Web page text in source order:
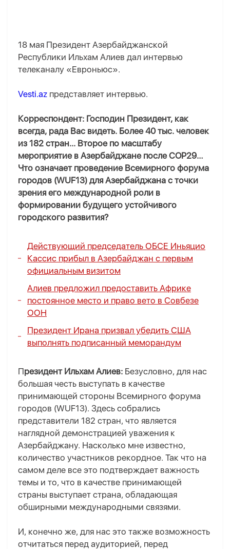
18 мая Президент Азербайджанской
Республики Ильхам Алиев дал интервью
телеканалу «Евроньюс».
Vesti.az представляет интервью.
Корреспондент: Господин Президент, как
всегда, рада Вас видеть. Более 40 тыс. человек
из 182 стран... Второе по масштабу
мероприятие в Азербайджане после COP29…
Что означает проведение Всемирного форума
городов (WUF13) для Азербайджана с точки
зрения его международной роли в
формировании будущего устойчивого
городского развития?
Действующий председатель ОБСЕ Иньяцио
Кассис прибыл в Азербайджан с первым
официальным визитом
Алиев предложил предоставить Африке
постоянное место и право вето в Совбезе
ООН
Президент Ирана призвал убедить США
выполнять подписанный меморандум
Президент Ильхам Алиев: Безусловно, для нас
большая честь выступать в качестве
принимающей стороны Всемирного форума
городов (WUF13). Здесь собрались
представители 182 стран, что является
наглядной демонстрацией уважения к
Азербайджану. Насколько мне известно,
количество участников рекордное. Так что на
самом деле все это подтверждает важность
темы и то, что в качестве принимающей
страны выступает страна, обладающая
обширными международными связями.
И, конечно же, для нас это также возможность
отчитаться перед аудиторией, перед